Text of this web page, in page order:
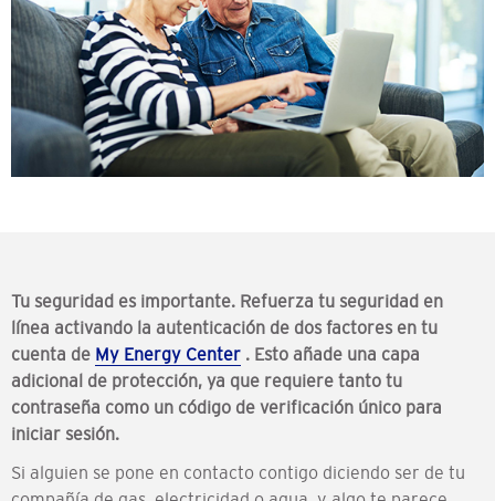
Tu seguridad es importante. Refuerza tu seguridad en
línea activando la autenticación de dos factores en tu
cuenta de My Energy Center . Esto añade una capa
adicional de protección, ya que requiere tanto tu
contraseña como un código de verificación único para
iniciar sesión.
Si alguien se pone en contacto contigo diciendo ser de tu